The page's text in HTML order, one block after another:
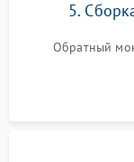
5.
Обратный